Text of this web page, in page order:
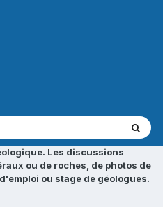
Les discussions
ou de roches, de photos de
ou stage de géologues.